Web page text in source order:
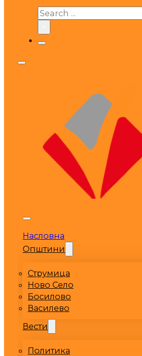
Search
Насловна
Општини
Струмица
Ново Село
Босилово
Василево
Вести
Политика